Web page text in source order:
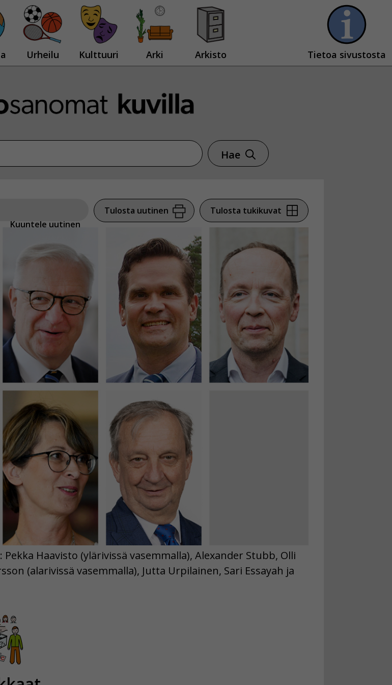
Urheilu Kulttuuri Arki Arkisto Tietoa sivustosta
Hae
Kuuntele uutinen
Tulosta uutinen Tulosta tukikuvat
Haavisto (ylärivissä vasemmalla), Alexander Stubb, Olli
(alarivissä vasemmalla), Jutta Urpilainen, Sari Essayah ja